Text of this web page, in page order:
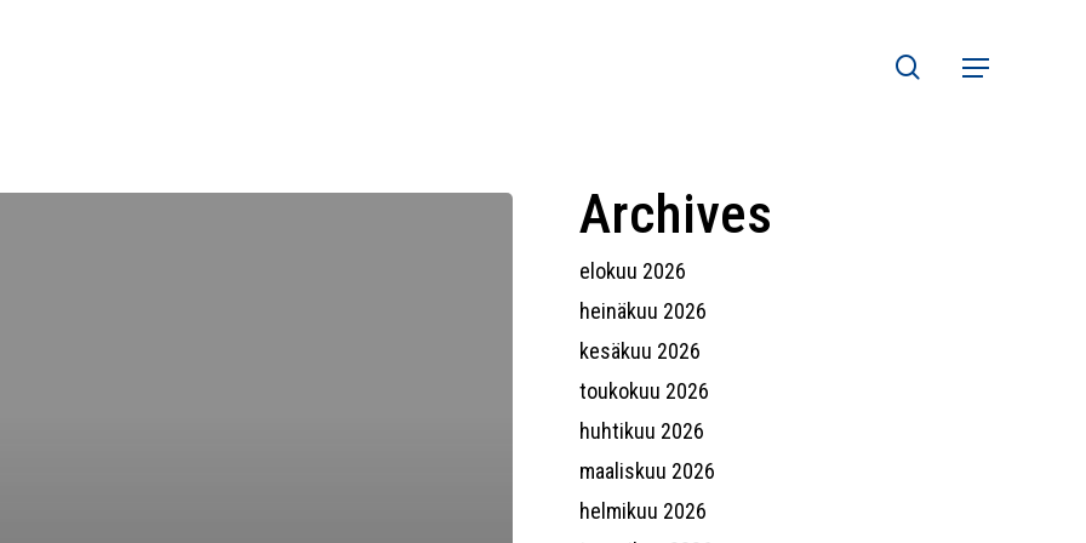
Menu
search
Archives
elokuu 2026
heinäkuu 2026
kesäkuu 2026
toukokuu 2026
huhtikuu 2026
maaliskuu 2026
helmikuu 2026